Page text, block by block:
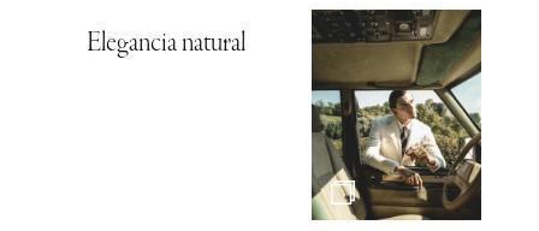
Elegancia natural